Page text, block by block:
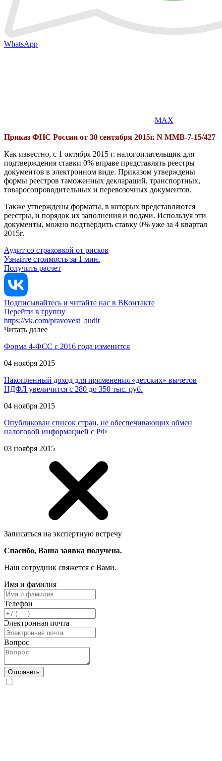
WhatsApp
MAX
Приказ ФНС России от 30 сентября 2015г. N ММВ-7-15/427
Как известно, с 1 октября 2015 г. налогоплательщик для
подтверждения ставки 0% вправе представлять реестры
документов в электронном виде. Приказом утверждены
формы реестров таможенных деклараций, транспортных,
товаросопроводительных и перевозочных документов.
Также утверждены форматы, в которых представляются
реестры, и порядок их заполнения и подачи. Используя эти
документы, можно подтвердить ставку 0% уже за 4 квартал
2015г.
Аудит со страховкой от рисков
Узнайте стоимость за 1 мин.
Получить расчет
Подписывайтесь и читайте нас в ВКонтакте
Перейти в группу
https://vk.com/pravovest_audit
Читать далее
Форма 4-ФСС с 2016 года изменится
04 ноября 2015
Накопленный доход для применения «детских» вычетов
НДФЛ увеличится с 280 до 350 тыс. руб.
04 ноября 2015
Опубликован список стран, не обеспечивающих обмен
налоговой информацией с РФ
03 ноября 2015
Записаться на экспертную встречу
Спасибо, Ваша заявка получена.
Наш сотрудник свяжется с Вами.
Имя и фамилия
Телефон
Электронная почта
Вопрос
Отправить